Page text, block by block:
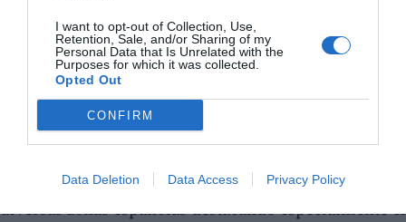
I want to opt-out of Collection, Use,
Retention, Sale, and/or Sharing of my
Personal Data that Is Unrelated with the
Purposes for which it was collected.
Opted Out
CONFIRM
Data Deletion Data Access Privacy Policy
Una vez la mercancía era despachada en la aduana
griega, era transportada a Italia y, desde allí, a
diversos países europeos como es el caso de España.
Se convertía así en mercancía fantasma y difícilmente
organización criminal a bazares chinos asentados en
diversas zonas españolas destacando especialmente el